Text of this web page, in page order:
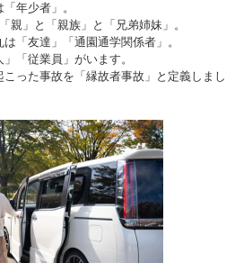
年少者」。
親」と「親族」と「兄弟姉妹」。
「友達」「通園通学関係者」。
「従業員」がいます。
った事故を「縁故者事故」と定義しま